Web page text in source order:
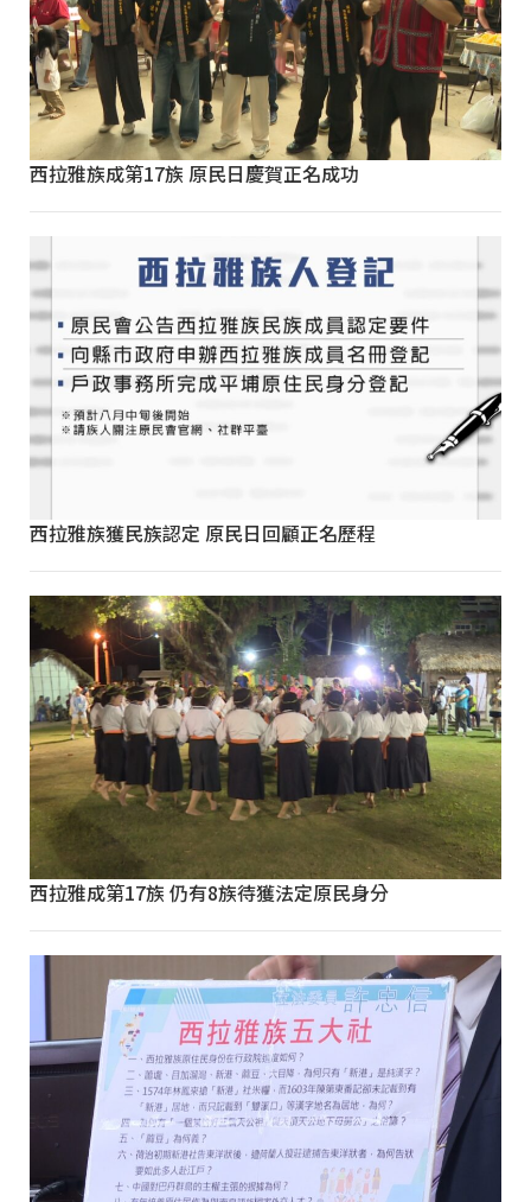
西拉雅族成第17族 原民日慶賀正名成功
西拉雅族獲民族認定 原民日回顧正名歷程
西拉雅成第17族 仍有8族待獲法定原民身分